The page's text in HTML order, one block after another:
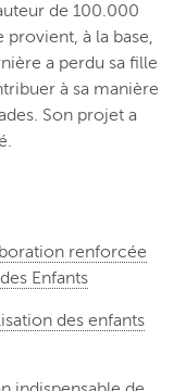
de 100.000
provient, à la base,
a perdu sa fille
à sa manière
Son projet a
renforcée
Enfants
des enfants